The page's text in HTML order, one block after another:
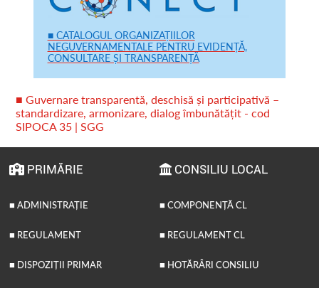
■ CATALOGUL ORGANIZAȚIILOR
NEGUVERNAMENTALE PENTRU EVIDENȚĂ,
CONSULTARE ȘI TRANSPARENȚĂ
■ Guvernare transparentă, deschisă și participativă –
standardizare, armonizare, dialog îmbunătățit - cod
SIPOCA 35 | SGG
PRIMĂRIE
■ ADMINISTRAȚIE
■ REGULAMENT
■ DISPOZIȚII PRIMAR
CONSILIU LOCAL
■ COMPONENȚĂ CL
■ REGULAMENT CL
■ HOTĂRÂRI CONSILIU